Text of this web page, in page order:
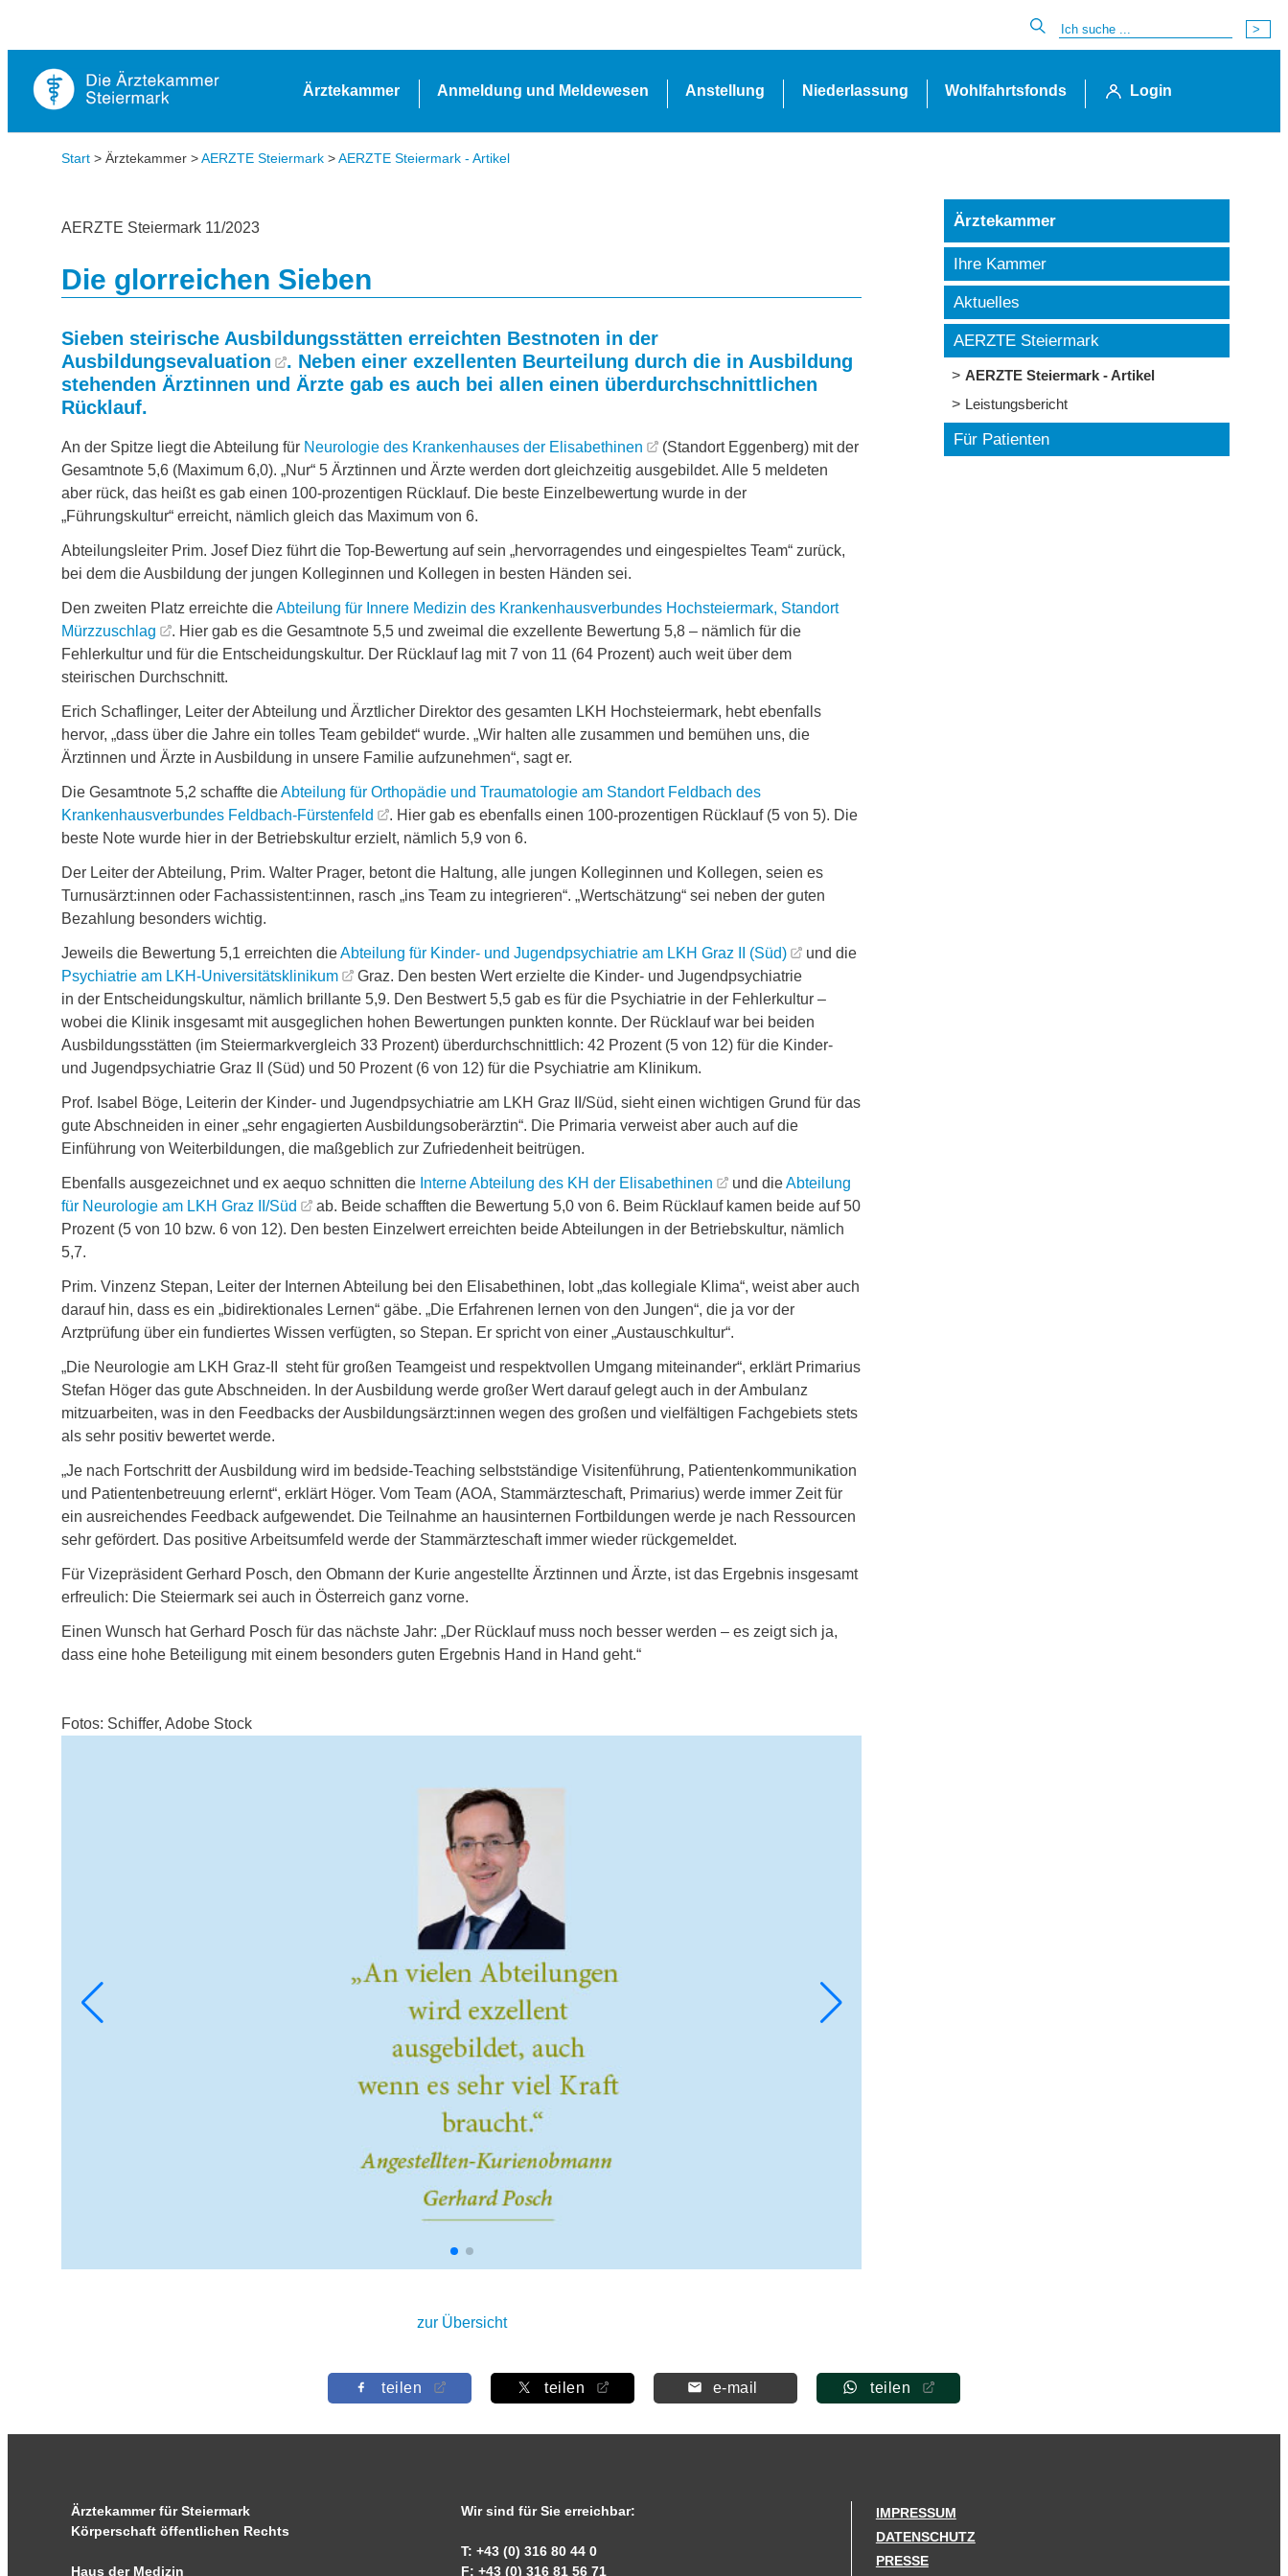
Ärztekammer Anmeldung und Meldewesen Anstellung Niederlassung Wohlfahrtsfonds Login
Start > Ärztekammer >AERZTE Steiermark >AERZTE Steiermark - Artikel
AERZTE Steiermark 11/2023
Die glorreichen Sieben
Sieben steirische Ausbildungsstätten erreichten Bestnoten in der
Ausbildungsevaluation
. Neben einer exzellenten Beurteilung durch die in Ausbildung
stehenden Ärztinnen und Ärzte gab es auch bei allen einen überdurchschnittlichen
Rücklauf.
An der Spitze liegt die Abteilung für Neurologie des Krankenhauses der Elisabethinen
(Standort Eggenberg) mit der
Gesamtnote 5,6 (Maximum 6,0). „Nur“ 5 Ärztinnen und Ärzte werden dort gleichzeitig ausgebildet. Alle 5 meldeten
aber rück, das heißt es gab einen 100-prozentigen Rücklauf. Die beste Einzelbewertung wurde in der
„Führungskultur“ erreicht, nämlich gleich das Maximum von 6.
Abteilungsleiter Prim. Josef Diez führt die Top-Bewertung auf sein „hervorragendes und eingespieltes Team“ zurück,
bei dem die Ausbildung der jungen Kolleginnen und Kollegen in besten Händen sei.
Den zweiten Platz erreichte dieAbteilung für Innere Medizin des Krankenhausverbundes Hochsteiermark, Standort
Mürzzuschlag
. Hier gab es die Gesamtnote 5,5 und zweimal die exzellente Bewertung 5,8 – nämlich für die
Fehlerkultur und für die Entscheidungskultur. Der Rücklauf lag mit 7 von 11 (64 Prozent) auch weit über dem
steirischen Durchschnitt.
Erich Schaflinger, Leiter der Abteilung und Ärztlicher Direktor des gesamten LKH Hochsteiermark, hebt ebenfalls
hervor, „dass über die Jahre ein tolles Team gebildet“ wurde. „Wir halten alle zusammen und bemühen uns, die
Ärztinnen und Ärzte in Ausbildung in unsere Familie aufzunehmen“, sagt er.
Die Gesamtnote 5,2 schaffte dieAbteilung für Orthopädie und Traumatologie am Standort Feldbach des
Krankenhausverbundes Feldbach-Fürstenfeld
. Hier gab es ebenfalls einen 100-prozentigen Rücklauf (5 von 5). Die
beste Note wurde hier in der Betriebskultur erzielt, nämlich 5,9 von 6.
Der Leiter der Abteilung, Prim. Walter Prager, betont die Haltung, alle jungen Kolleginnen und Kollegen, seien es
Turnusärzt:innen oder Fachassistent:innen, rasch „ins Team zu integrieren“. „Wertschätzung“ sei neben der guten
Bezahlung besonders wichtig.
Jeweils die Bewertung 5,1 erreichten dieAbteilung für Kinder- und Jugendpsychiatrie am LKH Graz II (Süd)
und die
Psychiatrie am LKH-Universitätsklinikum
Graz. Den besten Wert erzielte die Kinder- und Jugendpsychiatrie
in der Entscheidungskultur, nämlich brillante 5,9. Den Bestwert 5,5 gab es für die Psychiatrie in der Fehlerkultur –
wobei die Klinik insgesamt mit ausgeglichen hohen Bewertungen punkten konnte. Der Rücklauf war bei beiden
Ausbildungsstätten (im Steiermarkvergleich 33 Prozent) überdurchschnittlich: 42 Prozent (5 von 12) für die Kinder-
und Jugendpsychiatrie Graz II (Süd) und 50 Prozent (6 von 12) für die Psychiatrie am Klinikum.
Prof. Isabel Böge, Leiterin der Kinder- und Jugendpsychiatrie am LKH Graz II/Süd, sieht einen wichtigen Grund für das
gute Abschneiden in einer „sehr engagierten Ausbildungsoberärztin“. Die Primaria verweist aber auch auf die
Einführung von Weiterbildungen, die maßgeblich zur Zufriedenheit beitrügen.
Ebenfalls ausgezeichnet und ex aequo schnitten die Interne Abteilung des KH der Elisabethinen und dieAbteilung
für Neurologie am LKH Graz II/Süd
ab. Beide schafften die Bewertung 5,0 von 6. Beim Rücklauf kamen beide auf 50
Prozent (5 von 10 bzw. 6 von 12). Den besten Einzelwert erreichten beide Abteilungen in der Betriebskultur, nämlich
5,7.
Prim. Vinzenz Stepan, Leiter der Internen Abteilung bei den Elisabethinen, lobt „das kollegiale Klima“, weist aber auch
darauf hin, dass es ein „bidirektionales Lernen“ gäbe. „Die Erfahrenen lernen von den Jungen“, die ja vor der
Arztprüfung über ein fundiertes Wissen verfügten, so Stepan. Er spricht von einer „Austauschkultur“.
„Die Neurologie am LKH Graz-II steht für großen Teamgeist und respektvollen Umgang miteinander“, erklärt Primarius
Stefan Höger das gute Abschneiden. In der Ausbildung werde großer Wert darauf gelegt auch in der Ambulanz
mitzuarbeiten, was in den Feedbacks der Ausbildungsärzt:innen wegen des großen und vielfältigen Fachgebiets stets
als sehr positiv bewertet werde.
„Je nach Fortschritt der Ausbildung wird im bedside-Teaching selbstständige Visitenführung, Patientenkommunikation
und Patientenbetreuung erlernt“, erklärt Höger. Vom Team (AOA, Stammärzteschaft, Primarius) werde immer Zeit für
ein ausreichendes Feedback aufgewendet. Die Teilnahme an hausinternen Fortbildungen werde je nach Ressourcen
sehr gefördert. Das positive Arbeitsumfeld werde der Stammärzteschaft immer wieder rückgemeldet.
Für Vizepräsident Gerhard Posch, den Obmann der Kurie angestellte Ärztinnen und Ärzte, ist das Ergebnis insgesamt
erfreulich: Die Steiermark sei auch in Österreich ganz vorne.
Einen Wunsch hat Gerhard Posch für das nächste Jahr: „Der Rücklauf muss noch besser werden – es zeigt sich ja,
dass eine hohe Beteiligung mit einem besonders guten Ergebnis Hand in Hand geht.“
Fotos: Schiffer, Adobe Stock
zur Übersicht
Ärztekammer
Ihre Kammer
Aktuelles
AERZTE Steiermark
AERZTE Steiermark - Artikel
Leistungsbericht
Für Patienten
teilen teilen e-mail teilen
Ärztekammer für Steiermark
Körperschaft öffentlichen Rechts
Haus der Medizin
Wir sind für Sie erreichbar:
T: +43 (0) 316 80 44 0
F: +43 (0) 316 81 56 71
IMPRESSUM
DATENSCHUTZ
PRESSE